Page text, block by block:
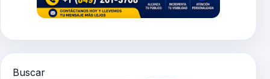
Buscar